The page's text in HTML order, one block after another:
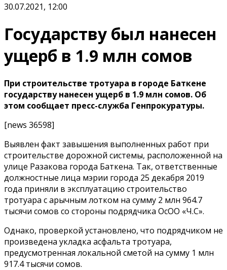
30.07.2021, 12:00
Государству был нанесен
ущерб в 1.9 млн сомов
При строительстве тротуара в городе Баткене
государству нанесен ущерб в 1.9 млн сомов. Об
этом сообщает пресс-служба Генпрокуратуры.
[news 36598]
Выявлен факт завышения выполненных работ при
строительстве дорожной системы, расположенной на
улице Разакова города Баткена. Так, ответственные
должностные лица мэрии города 25 декабря 2019
года приняли в эксплуатацию строительство
тротуара с арычным лотком на сумму 2 млн 964.7
тысячи сомов со стороны подрядчика ОсОО «Ч.С».
Однако, проверкой установлено, что подрядчиком не
произведена укладка асфальта тротуара,
предусмотренная локальной сметой на сумму 1 млн
917.4 тысячи сомов.